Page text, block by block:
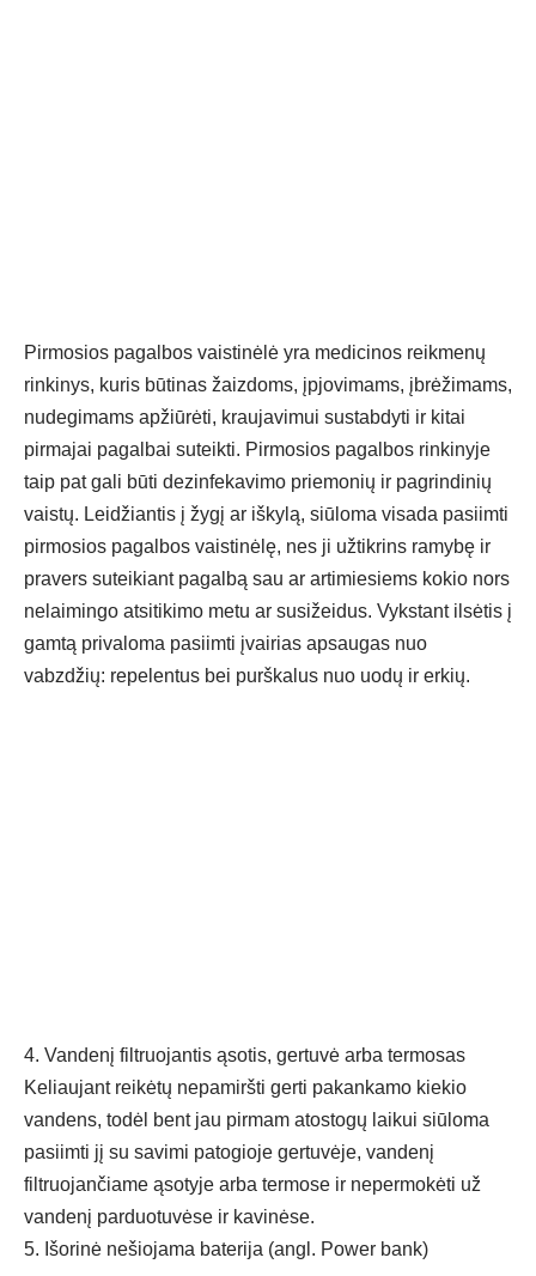
Pirmosios pagalbos vaistinėlė yra medicinos reikmenų
rinkinys, kuris būtinas žaizdoms, įpjovimams, įbrėžimams,
nudegimams apžiūrėti, kraujavimui sustabdyti ir kitai
pirmajai pagalbai suteikti. Pirmosios pagalbos rinkinyje
taip pat gali būti dezinfekavimo priemonių ir pagrindinių
vaistų. Leidžiantis į žygį ar iškylą, siūloma visada pasiimti
pirmosios pagalbos vaistinėlę, nes ji užtikrins ramybę ir
pravers suteikiant pagalbą sau ar artimiesiems kokio nors
nelaimingo atsitikimo metu ar susižeidus. Vykstant ilsėtis į
gamtą privaloma pasiimti įvairias apsaugas nuo
vabzdžių: repelentus bei purškalus nuo uodų ir erkių.
4. Vandenį filtruojantis ąsotis, gertuvė arba termosas
Keliaujant reikėtų nepamiršti gerti pakankamo kiekio
vandens, todėl bent jau pirmam atostogų laikui siūloma
pasiimti jį su savimi patogioje gertuvėje, vandenį
filtruojančiame ąsotyje arba termose ir nepermokėti už
vandenį parduotuvėse ir kavinėse.
5. Išorinė nešiojama baterija (angl. Power bank)